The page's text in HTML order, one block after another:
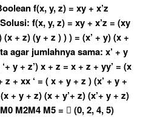
f(x, y, z) = xy + x’z
f(x, y, z) = xy + x’z = (xy
(x + z) (y + z ) ) ) = (x’ + y) (x +
agar jumlahnya sama: x’ + y
y + z’) x + z = x + z + yy’ = (x
+ xx ‘ = ( x + y + z ) (x’ + y +
+ y + z) (x + y’+ z) (x’+ y + z)
M2M4 M5 =  (0, 2, 4, 5)